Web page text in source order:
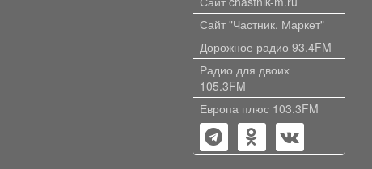
Сайт "Частник. Маркет"
Дорожное радио 93.4FM
Радио для двоих
105.3FM
Европа плюс 103.3FM